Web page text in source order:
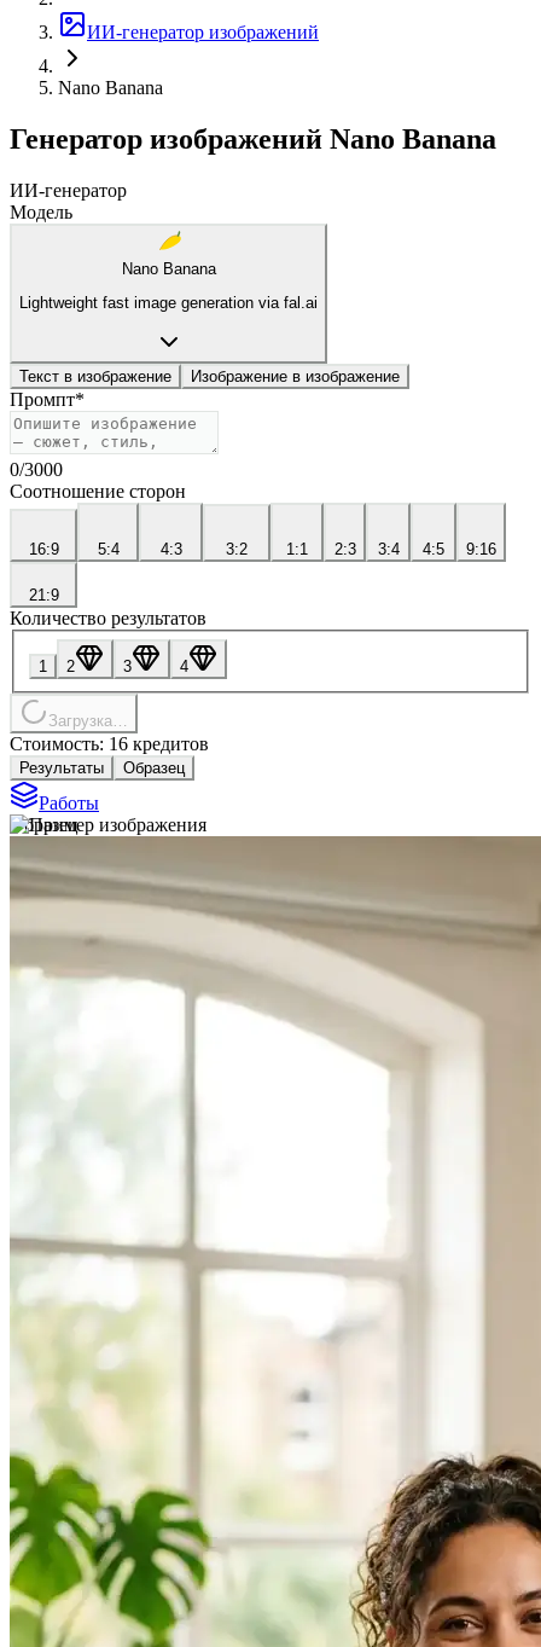
ИИ-генератор изображений
Nano Banana
Генератор изображений Nano Banana
ИИ-генератор
Модель
Nano Banana
Lightweight fast image generation via fal.ai
Текст в изображение Изображение в изображение
Промпт*
0/3000
Соотношение сторон
16:9 5:4 4:3 3:2 1:1 2:3 3:4 4:5 9:16
21:9
Количество результатов
1 2 3 4
Загрузка…
Стоимость: 16 кредитов
Результаты Образец
Работы
Образец